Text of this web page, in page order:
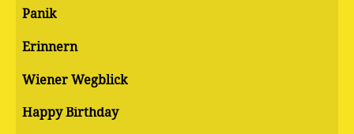
Panik
Erinnern
Wiener Wegblick
Happy Birthday